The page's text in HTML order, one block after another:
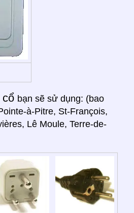
cổ bạn sẽ sử dụng: (bao
à-Pitre, St-François,
Lê Moule, Terre-de-